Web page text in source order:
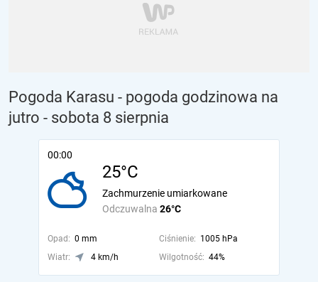
Pogoda Karasu - pogoda godzinowa na
jutro - sobota 8 sierpnia
00:00
25°C
Odczuwalna 26°C
Zachmurzenie umiarkowane
Opad: 0 mm Ciśnienie: 1005 hPa
Wiatr:
4 km/h Wilgotność: 44%